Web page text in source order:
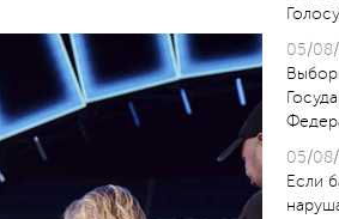
05/
05/
Если